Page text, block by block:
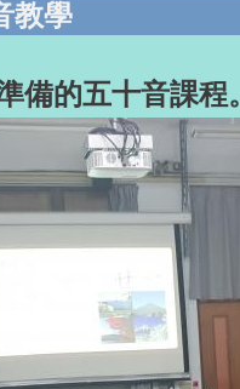
教學
備的五十音課程。